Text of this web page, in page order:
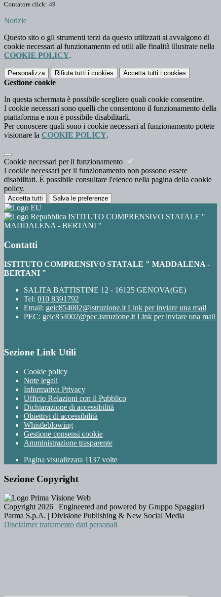
Contatore click: 49
Notizie
Questo sito o gli strumenti terzi da questo utilizzati si avvalgono di
cookie necessari al funzionamento ed utili alle finalità illustrate nella
COOKIE POLICY.
Personalizza Rifiuta tutti i cookies Accetta tutti i cookies
Gestione cookie
In questa schermata è possibile scegliere quali cookie consentire.
I cookie necessari sono quelli che consentono il funzionamento della
piattaforma e non è possibile disabilitarli.
Per conoscere quali sono i cookie necessari al funzionamento potete
visionare la COOKIE POLICY.
Cookie necessari per il funzionamento
I cookie necessari per il funzionamento non possono essere
disabilitati. È possibile consultare l'elenco nella pagina della cookie
policy.
Accetta tutti Salva le preferenze
ISTITUTO COMPRENSIVO STATALE "
MADDALENA - BERTANI "
Contatti
ISTITUTO COMPRENSIVO STATALE " MADDALENA -
BERTANI "
SALITA BATTISTINE 12 - 16125 GENOVA(GE)
Tel: 010 8391792
Email: geic854002@istruzione.it Link per inviare una mail
PEC: geic854002@pec.istruzione.it Link per inviare una mail
Sezione Link Utili
Cookie policy
Note legali
Informativa Privacy
Ufficio Relazioni con il Pubblico
Dichiarazione di accessibilità
Obiettivi di accessibilità
Whistleblowing
Gestione consensi cookie
Amministrazione trasparente
Pagina visualizzata 1137 volte
Sezione Copyright
Copyright 2026 | Engineered and powered by Gruppo Spaggiari
Parma S.p.A. | Divisione Publishing & New Social Media
Disclaimer trattamento dati personali